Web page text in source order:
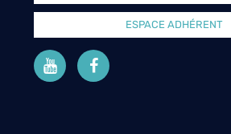
ESPACE ADHÉRENT